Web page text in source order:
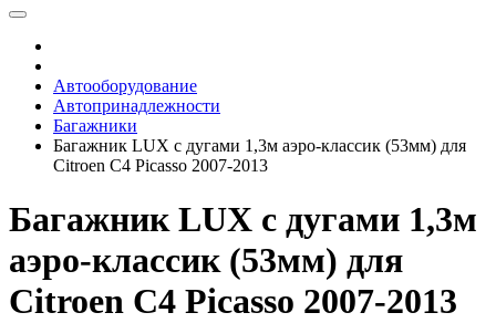
Автооборудование
Автопринадлежности
Багажники
Багажник LUX с дугами 1,3м аэро-классик (53мм) для
Citroen C4 Picasso 2007-2013
Багажник LUX с дугами 1,3м
аэро-классик (53мм) для
Citroen C4 Picasso 2007-2013